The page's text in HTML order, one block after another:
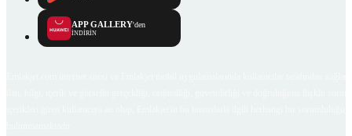
APP GALLERY'den
İNDİRİN